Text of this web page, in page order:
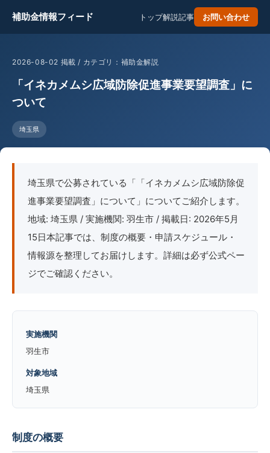
補助金情報フィード トップ解説記事 お問い合わせ
2026-08-02 掲載 / カテゴリ：補助金解説
「イネカメムシ広域防除促進事業要望調査」に
ついて
埼玉県
埼玉県で公募されている「「イネカメムシ広域防除促
進事業要望調査」について」についてご紹介します。
地域: 埼玉県 / 実施機関: 羽生市 / 掲載日: 2026年5月
15日本記事では、制度の概要・申請スケジュール・
情報源を整理してお届けします。詳細は必ず公式ペー
ジでご確認ください。
実施機関
羽生市
対象地域
埼玉県
制度の概要